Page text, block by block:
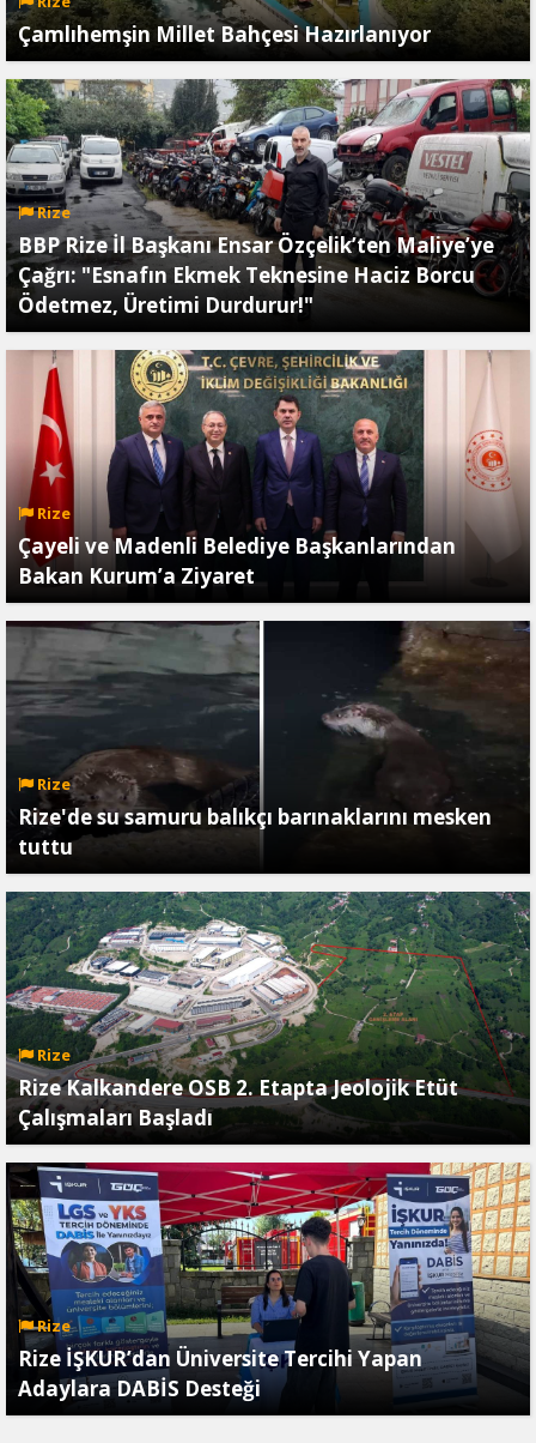
Çamlıhemşin Millet Bahçesi Hazırlanıyor
Rize
BBP Rize İl Başkanı Ensar Özçelik’ten Maliye’ye
Çağrı: "Esnafın Ekmek Teknesine Haciz Borcu
Ödetmez, Üretimi Durdurur!"
Rize
Çayeli ve Madenli Belediye Başkanlarından
Bakan Kurum’a Ziyaret
Rize
Rize'de su samuru balıkçı barınaklarını mesken
tuttu
Rize
Rize Kalkandere OSB 2. Etapta Jeolojik Etüt
Çalışmaları Başladı
Rize
Rize İŞKUR’dan Üniversite Tercihi Yapan
Adaylara DABİS Desteği